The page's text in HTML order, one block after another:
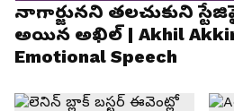
నాగార్జునని తలచుకుని
అయిన అఖిల్ | Akhil
Emotional Speech